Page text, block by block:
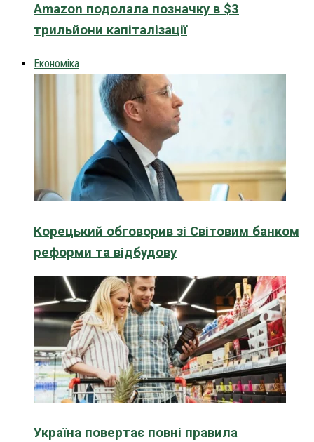
Amazon подолала позначку в $3
трильйони капіталізації
Економіка
Корецький обговорив зі Світовим банком
реформи та відбудову
Україна повертає повні правила